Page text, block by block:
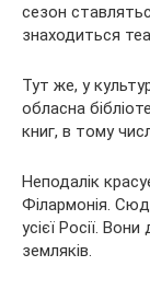
сезон
знаходиться
Тут же, у
обласна
книг, в тому
Неподалік
Філармонія.
усієї Росії.
земляків.